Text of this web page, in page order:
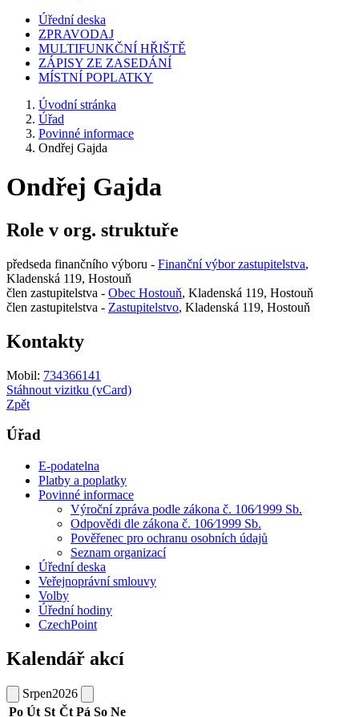
Úřední deska
ZPRAVODAJ
MULTIFUNKČNÍ HŘIŠTĚ
ZÁPISY ZE ZASEDÁNÍ
MÍSTNÍ POPLATKY
Úvodní stránka
Úřad
Povinné informace
Ondřej Gajda
Ondřej Gajda
Role v org. struktuře
předseda finančního výboru - Finanční výbor zastupitelstva,
Kladenská 119, Hostouň
člen zastupitelstva - Obec Hostouň, Kladenská 119, Hostouň
člen zastupitelstva - Zastupitelstvo, Kladenská 119, Hostouň
Kontakty
Mobil: 734366141
Stáhnout vizitku (vCard)
Zpět
Úřad
E-podatelna
Platby a poplatky
Povinné informace
Výroční zpráva podle zákona č. 106⁄1999 Sb.
Odpovědi dle zákona č. 106⁄1999 Sb.
Pověřenec pro ochranu osobních údajů
Seznam organizací
Úřední deska
Veřejnoprávní smlouvy
Volby
Úřední hodiny
CzechPoint
Kalendář akcí
Srpen2026
Po Út St Čt Pá So Ne